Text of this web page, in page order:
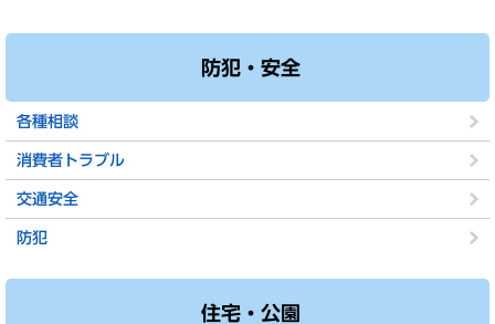
防犯・安全
各種相談
消費者トラブル
交通安全
防犯
住宅・公園